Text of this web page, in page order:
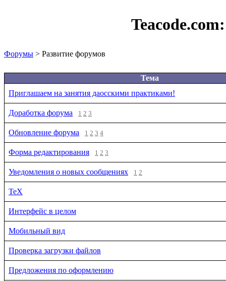
Форумы > Развитие форумов
Тема
Приглашаем на занятия даосскими практиками!
Доработка форума 1 2 3
Обновление форума 1 2 3 4
Форма редактирования 1 2 3
Уведомления о новых сообщениях 1 2
TeX
Интерфейс в целом
Мобильный вид
Проверка загрузки файлов
Предложения по оформлению